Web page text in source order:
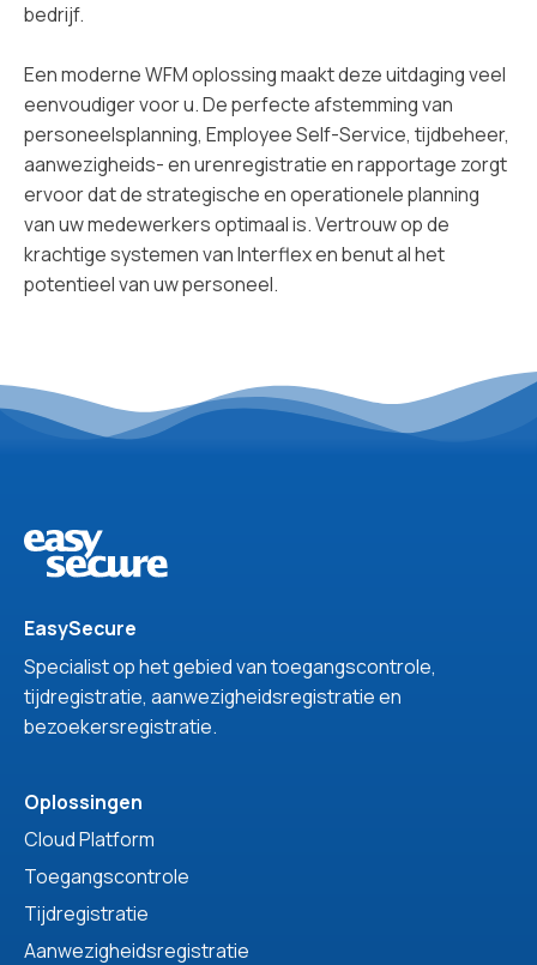
bedrijf.
Een moderne WFM oplossing maakt deze uitdaging veel
eenvoudiger voor u. De perfecte afstemming van
personeelsplanning, Employee Self-Service, tijdbeheer,
aanwezigheids- en urenregistratie en rapportage zorgt
ervoor dat de strategische en operationele planning
van uw medewerkers optimaal is. Vertrouw op de
krachtige systemen van Interflex en benut al het
potentieel van uw personeel.
EasySecure
Specialist op het gebied van toegangscontrole,
tijdregistratie, aanwezigheidsregistratie en
bezoekersregistratie.
Oplossingen
Cloud Platform
Toegangscontrole
Tijdregistratie
Aanwezigheidsregistratie